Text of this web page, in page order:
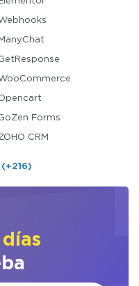
ManyChat
Forms
CRM
días